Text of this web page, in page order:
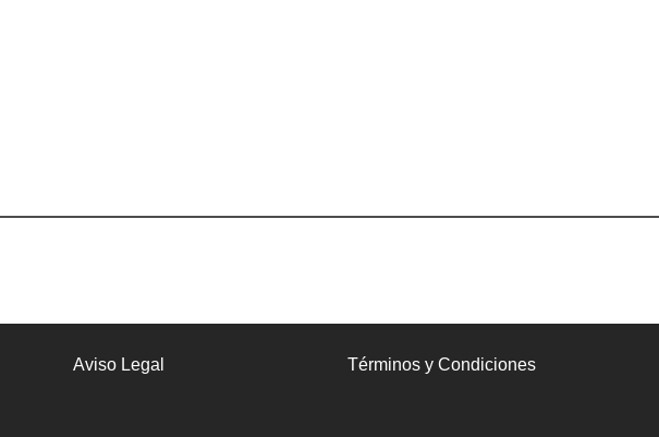
Aviso Legal Términos y Condiciones